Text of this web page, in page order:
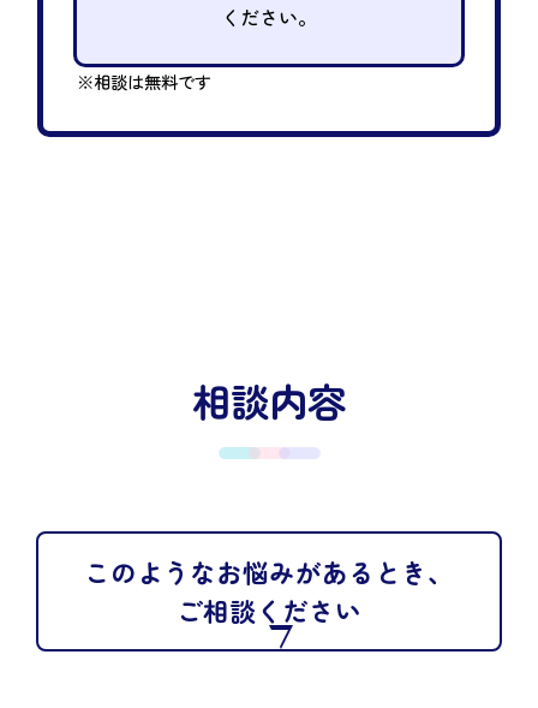
ください。
※相談は無料です
相談内容
このようなお悩みがあるとき、
ご相談ください